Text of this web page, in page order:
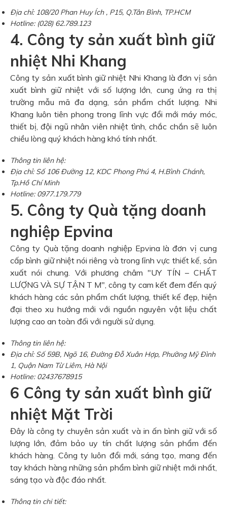
Địa chỉ: 108/20 Phan Huy Ích , P15, Q.Tân Bình, TP.HCM
Hotline: (028) 62.789.123
4. Công ty sản xuất bình giữ
nhiệt Nhi Khang
Công ty sản xuất bình giữ nhiệt Nhi Khang là đơn vị sản
xuất bình giữ nhiệt với số lượng lớn, cung ứng ra thị
trường mẫu mã đa dạng, sản phẩm chất lượng. Nhi
Khang luôn tiên phong trong lĩnh vực đổi mới máy móc,
thiết bị, đội ngũ nhân viên nhiệt tình, chắc chắn sẽ luôn
chiều lòng quý khách hàng khó tính nhất.
Thông tin liên hệ:
Địa chỉ: Số 106 Đường 12, KDC Phong Phú 4, H.Bình Chánh,
Tp.Hồ Chí Minh
Hotline: 0977.179.779
5. Công ty Quà tặng doanh
nghiệp Epvina
Công ty Quà tặng doanh nghiệp Epvina là đơn vị cung
cấp bình giữ nhiệt nói riêng và trong lĩnh vực thiết kế, sản
xuất nói chung. Với phương châm "UY TÍN – CHẤT
LƯỢNG VÀ SỰ TẬN T M", công ty cam kết đem đến quý
khách hàng các sản phẩm chất lượng, thiết kế đẹp, hiện
đại theo xu hướng mới với nguồn nguyên vật liệu chất
lượng cao an toàn đối với người sử dụng.
Thông tin liên hệ:
Địa chỉ: Số 59B, Ngõ 16, Đường Đỗ Xuân Hợp, Phường Mỹ Đình
1, Quận Nam Từ Liêm, Hà Nội
Hotline: 02437678915
6 Công ty sản xuất bình giữ
nhiệt Mặt Trời
Đây là công ty chuyên sản xuất và in ấn bình giữ với số
lượng lớn, đảm bảo uy tín chất lượng sản phẩm đến
khách hàng. Công ty luôn đổi mới, sáng tạo, mang đến
tay khách hàng những sản phẩm bình giữ nhiệt mới nhất,
sáng tạo và độc đáo nhất.
Thông tin chi tiết: